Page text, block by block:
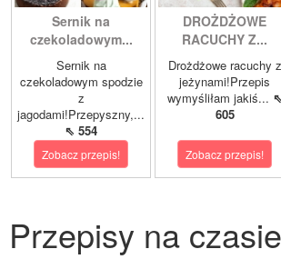
Sernik na
czekoladowym...
Sernik na
czekoladowym spodzie
z
jagodami!Przepyszny,...
⇖ 554
Zobacz przepis!
DROŻDŻOWE
RACUCHY Z...
Drożdżowe racuchy z
jeżynami!Przepis
wymyśliłam jakiś... ⇖
605
Zobacz przepis!
Przepisy na czasie